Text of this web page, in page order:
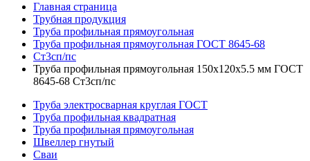
Главная страница
Трубная продукция
Труба профильная прямоугольная
Труба профильная прямоугольная ГОСТ 8645-68
Ст3сп/пс
Труба профильная прямоугольная 150x120x5.5 мм ГОСТ
8645-68 Ст3сп/пс
Труба электросварная круглая ГОСТ
Труба профильная квадратная
Труба профильная прямоугольная
Швеллер гнутый
Сваи